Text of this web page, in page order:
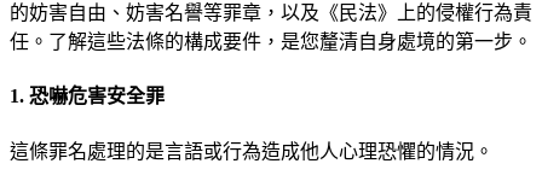
的妨害自由、妨害名譽等罪章，以及《民法》上的侵權行為責
任。了解這些法條的構成要件，是您釐清自身處境的第一步。
1. 恐嚇危害安全罪
這條罪名處理的是言語或行為造成他人心理恐懼的情況。